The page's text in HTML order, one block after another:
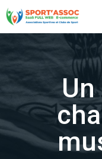
Aller
au
Un